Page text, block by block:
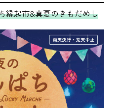
縁起市&真夏のきもだめし